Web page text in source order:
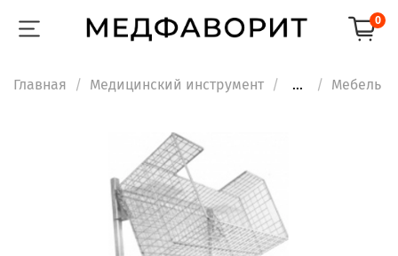
0
Главная Медицинский инструмент ... Мебель